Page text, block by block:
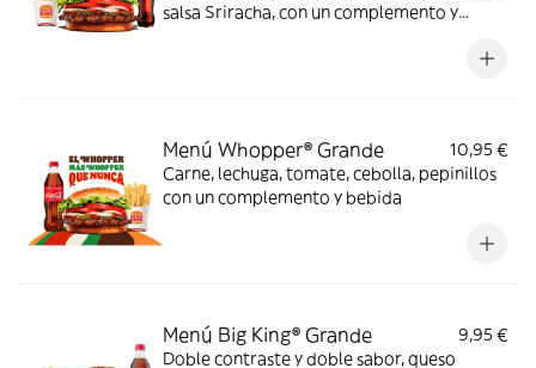
salsa Sriracha, con un complemento y
Menú Whopper® Grande
10,95 €
Carne, lechuga, tomate, cebolla, pepinillos
con un complemento y bebida
Menú Big King® Grande
9,95 €
Doble contraste y doble sabor, queso